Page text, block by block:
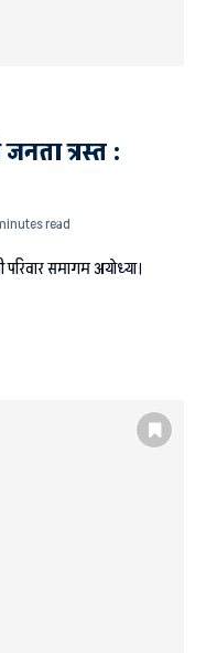
त्रस्त :
read
समागम अयोध्या।